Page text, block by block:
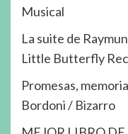
Musical
La suite de
Little Butterfly
Promesas,
Bordoni / Bizarro